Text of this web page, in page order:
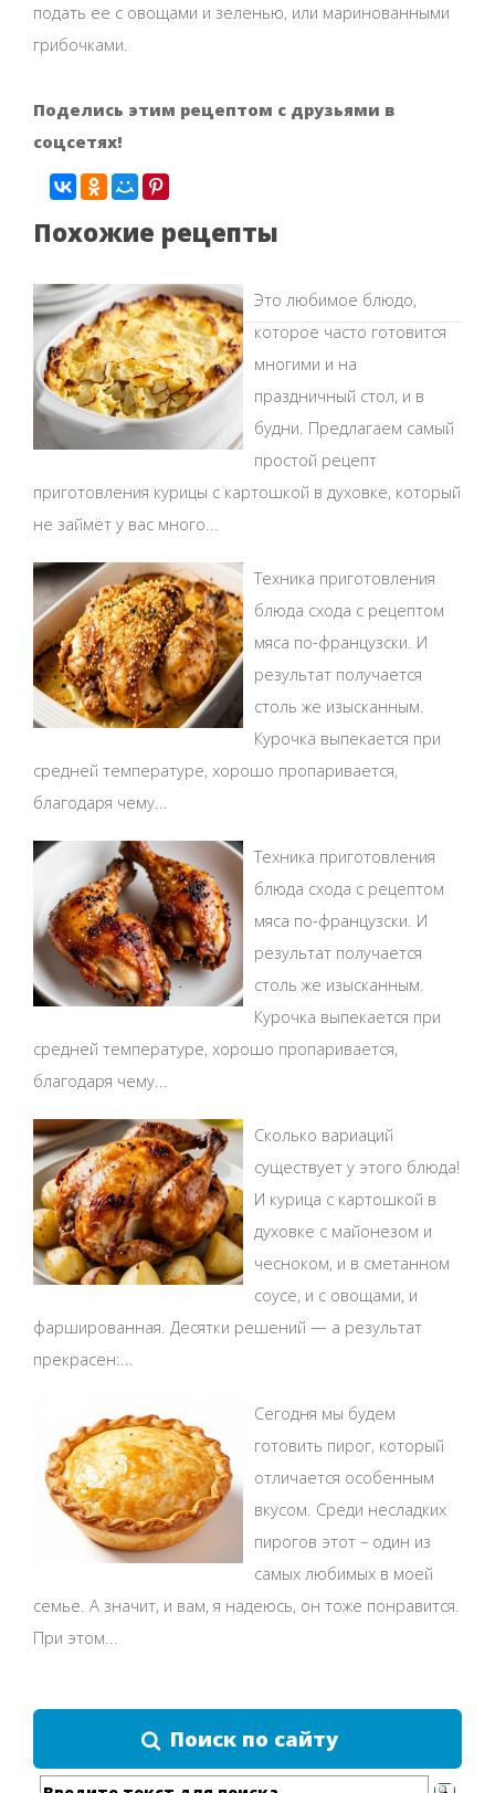
подать ее с овощами и зеленью, или маринованными
грибочками.
Поделись этим рецептом с друзьями в
соцсетях!
Похожие рецепты
Это любимое блюдо,
которое часто готовится
многими и на
праздничный стол, и в
будни. Предлагаем самый
простой рецепт
приготовления курицы с картошкой в духовке, который
не займёт у вас много...
Техника приготовления
блюда схода с рецептом
мяса по-французски. И
результат получается
столь же изысканным.
Курочка выпекается при
средней температуре, хорошо пропаривается,
благодаря чему...
Техника приготовления
блюда схода с рецептом
мяса по-французски. И
результат получается
столь же изысканным.
Курочка выпекается при
средней температуре, хорошо пропаривается,
благодаря чему...
Сколько вариаций
существует у этого блюда!
И курица с картошкой в
духовке с майонезом и
чесноком, и в сметанном
соусе, и с овощами, и
фаршированная. Десятки решений — а результат
прекрасен:...
Сегодня мы будем
готовить пирог, который
отличается особенным
вкусом. Среди несладких
пирогов этот – один из
самых любимых в моей
семье. А значит, и вам, я надеюсь, он тоже понравится.
При этом...
Поиск по сайту